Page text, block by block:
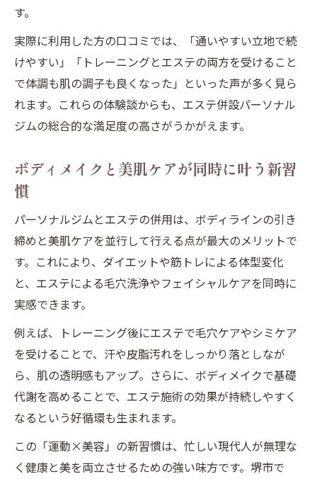
す。
実際に利用した方の口コミでは、「通いやすい立地で続
けやすい」「トレーニングとエステの両方を受けること
で体調も肌の調子も良くなった」といった声が多く見ら
れます。これらの体験談からも、エステ併設パーソナル
ジムの総合的な満足度の高さがうかがえます。
ボディメイクと美肌ケアが同時に叶う新習
慣
パーソナルジムとエステの併用は、ボディラインの引き
締めと美肌ケアを並行して行える点が最大のメリットで
す。これにより、ダイエットや筋トレによる体型変化
と、エステによる毛穴洗浄やフェイシャルケアを同時に
実感できます。
例えば、トレーニング後にエステで毛穴ケアやシミケア
を受けることで、汗や皮脂汚れをしっかり落としなが
ら、肌の透明感もアップ。さらに、ボディメイクで基礎
代謝を高めることで、エステ施術の効果が持続しやすく
なるという好循環も生まれます。
この「運動×美容」の新習慣は、忙しい現代人が無理な
く健康と美を両立させるための強い味方です。堺市で